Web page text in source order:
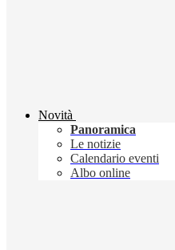
Novità
Panoramica
Le notizie
Calendario eventi
Albo online